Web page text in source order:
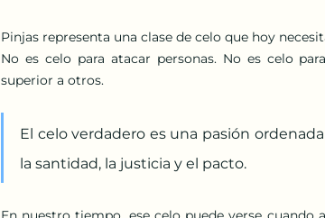
Pinjas representa una clase de celo que hoy
No es celo para atacar personas. No es celo
superior a otros.
El celo verdadero es una pasión
la santidad, la justicia y el pacto.